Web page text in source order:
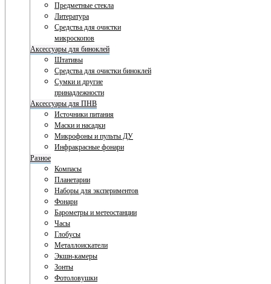
Предметные стекла
Литература
Средства для очистки
микроскопов
Аксессуары для биноклей
Штативы
Средства для очистки биноклей
Сумки и другие
принадлежности
Аксессуары для ПНВ
Источники питания
Маски и насадки
Микрофоны и пульты ДУ
Инфракрасные фонари
Разное
Компасы
Планетарии
Наборы для экспериментов
Фонари
Барометры и метеостанции
Часы
Глобусы
Металлоискатели
Экшн-камеры
Зонты
Фотоловушки